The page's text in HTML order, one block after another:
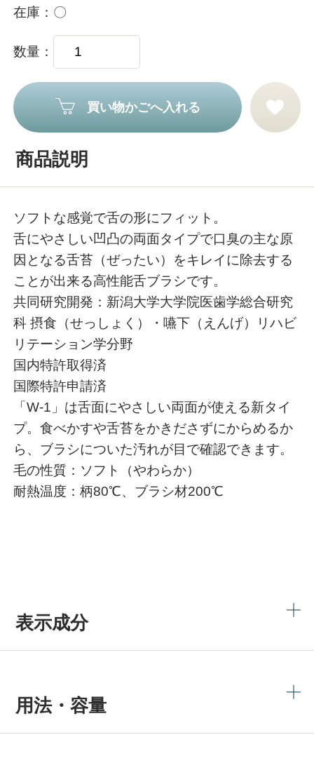
在庫 〇
数量
買い物かごへ入れる
商品説明
ソフトな感覚で舌の形にフィット。
舌にやさしい凹凸の両面タイプで口臭の主な原
因となる舌苔（ぜったい）をキレイに除去する
ことが出来る高性能舌ブラシです。
共同研究開発：新潟大学大学院医歯学総合研究
科 摂食（せっしょく）・嚥下（えんげ）リハビ
リテーション学分野
国内特許取得済
国際特許申請済
「W-1」は舌面にやさしい両面が使える新タイ
プ。食べかすや舌苔をかきださずにからめるか
ら、ブラシについた汚れが目で確認できます。
毛の性質：ソフト（やわらか）
耐熱温度：柄80℃、ブラシ材200℃
表示成分
用法・容量